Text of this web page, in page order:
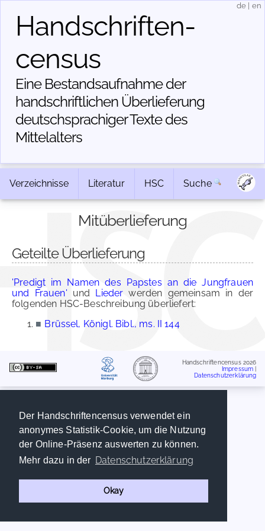
Der Handschriftencensus verwendet ein
anonymes Statistik-Cookie, um die Nutzung
der Online-Präsenz auswerten zu können.
Mehr dazu in der Datenschutzerklärung
Okay
Handschriften­
census
Eine Bestandsaufnahme der
handschriftlichen Über­lieferung
deutschsprachiger Texte des
Mittelalters
de en
Verzeichnisse Literatur HSC Suche
Mitüberlieferung
Geteilte Überlieferung
'Predigt im Namen des Papstes an die Jungfrauen
und Frauen' und Lieder werden gemeinsam in der
folgenden HSC-Beschreibung überliefert:
■ Brüssel, Königl. Bibl., ms. II 144
Handschriftencensus 2026
Impressum
Datenschutzerklärung